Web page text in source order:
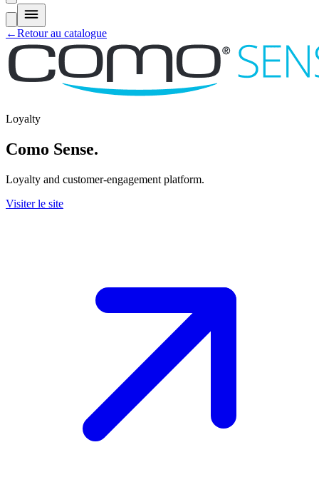
←Retour au catalogue
Loyalty
Como Sense.
Loyalty and customer-engagement platform.
Visiter le site